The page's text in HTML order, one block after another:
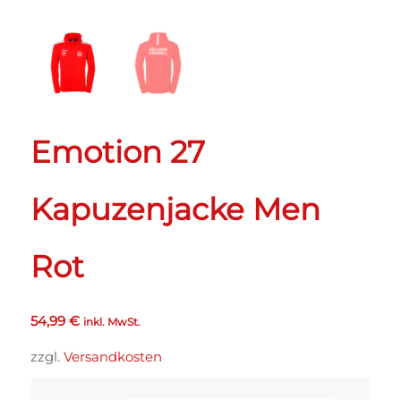
Emotion 27
Kapuzenjacke Men
Rot
54,99 € inkl. MwSt.
zzgl. Versandkosten